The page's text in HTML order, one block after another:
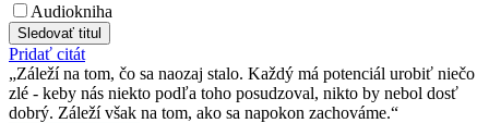
Audiokniha
Sledovať titul
Pridať citát
Záleží na tom, čo sa naozaj stalo. Každý má potenciál urobiť niečo
zlé - keby nás niekto podľa toho posudzoval, nikto by nebol dosť
dobrý. Záleží však na tom, ako sa napokon zachováme.